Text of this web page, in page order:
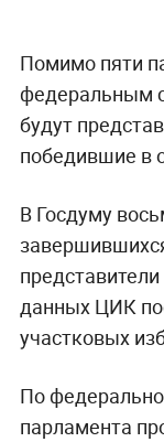
Помимо пяти
федеральным
будут
победившие в
В Госдуму
данных ЦИК
участковых
По
парламента